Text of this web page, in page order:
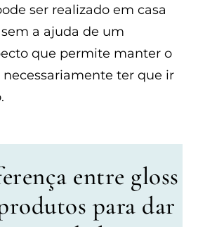
ser realizado em casa
a ajuda de um
que permite manter o
ter que ir
entre gloss
para dar